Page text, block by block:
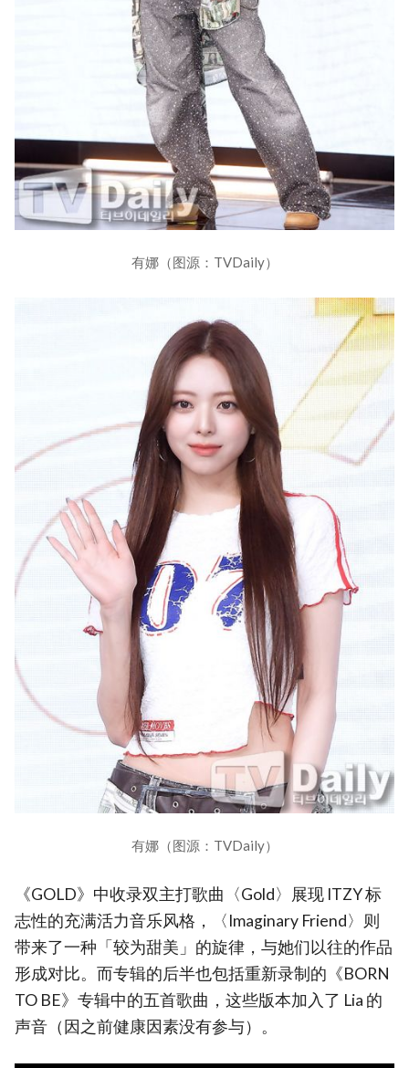
有娜（图源：TVDaily）
有娜（图源：TVDaily）
《GOLD》中收录双主打歌曲〈Gold〉展现 ITZY 标
志性的充满活力音乐风格，〈Imaginary Friend〉则
带来了一种「较为甜美」的旋律，与她们以往的作品
形成对比。而专辑的后半也包括重新录制的《BORN
TO BE》专辑中的五首歌曲，这些版本加入了 Lia 的
声音（因之前健康因素没有参与）。